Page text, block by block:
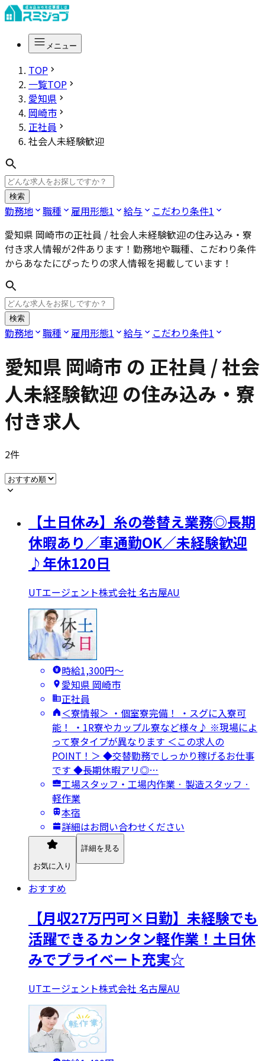
メニュー
TOP
一覧TOP
愛知県
岡崎市
正社員
社会人未経験歓迎
検索
勤務地 職種 雇用形態1 給与 こだわり条件1
愛知県 岡崎市の正社員 / 社会人未経験歓迎の住み込み・寮
付き求人情報が2件あります！勤務地や職種、こだわり条件
からあなたにぴったりの求人情報を掲載しています！
検索
勤務地 職種 雇用形態1 給与 こだわり条件1
愛知県 岡崎市 の 正社員 / 社会
人未経験歓迎 の住み込み・寮
付き求人
2件
【土日休み】糸の巻替え業務◎長期
休暇あり／車通勤OK／未経験歓迎
♪年休120日
UTエージェント株式会社 名古屋AU
時給1,300円〜
愛知県 岡崎市
正社員
＜寮情報＞ ・個室寮完備！ ・スグに入寮可
能！ ・1R寮やカップル寮など様々♪ ※現場によ
って寮タイプが異なります ＜この求人の
POINT！＞ ◆交替勤務でしっかり稼げるお仕事
です ◆長期休暇アリ◎…
工場スタッフ・工場内作業 · 製造スタッフ ·
軽作業
本宿
詳細はお問い合わせください
お気に入り
詳細を見る
おすすめ
【月収27万円可×日勤】未経験でも
活躍できるカンタン軽作業！土日休
みでプライベート充実☆
UTエージェント株式会社 名古屋AU